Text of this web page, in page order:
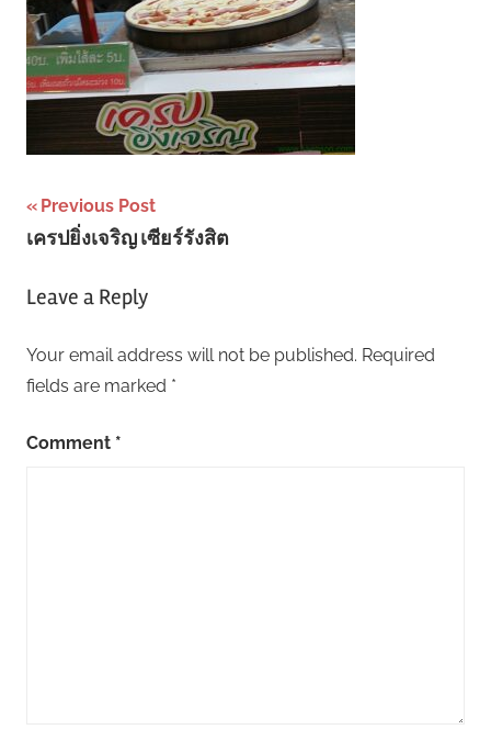
Post
navigation
Previous Post
เครปยิ่งเจริญ เซียร์รังสิต
Leave a Reply
Your email address will not be published. Required
fields are marked *
Comment *